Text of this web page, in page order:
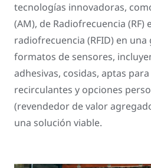
tecnologías innovadoras,
(AM), de Radiofrecuencia
radiofrecuencia (RFID) en
formatos de sensores,
adhesivas, cosidas, aptas
recirculantes y opciones
(revendedor de valor
una solución viable.